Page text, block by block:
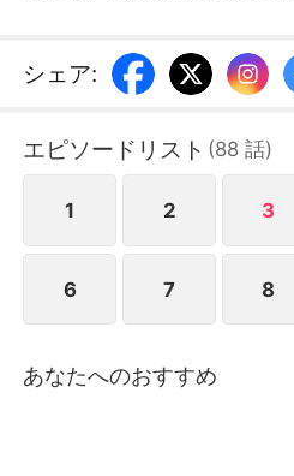
霊(レンリン)による容赦なく
況だった。だが、「神豪シ
た。傷ついた狼族の軍団長京
金でその忠誠を勝ち取った
の力で、暴走した白虎戦神
はなく、全てを掌握する未来
してみせた。
シェア:
エピソードリスト (88 話)
1 2 3
6 7 8
あなたへのおすすめ